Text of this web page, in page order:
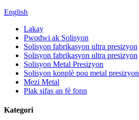
English
Lakay
Pwodwi ak Solisyon
Solisyon fabrikasyon ultra presizyon
Solisyon fabrikasyon ultra presizyon
Solisyon Metal Presizyon
Solisyon konplè pou metal presizyon
Mezi Metal
Plak sifas an fè fonn
Kategori